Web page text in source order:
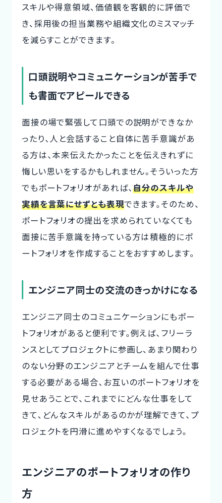
スキルや得意領域、価値観を客観的に評価で
き、採用後の担当業務や組織文化のミスマッチ
を減らすことができます。
口頭説明やコミュニケーションが苦手で
も書面でアピールできる
面接の場で緊張して口頭での説明ができなか
ったり、人と会話すること自体に苦手意識があ
る方は、本来伝えたかったことを伝えきれずに
悔しい思いをするかもしれません。そういった方
でもポートフォリオがあれば、自分のスキルや
実績を言葉にせずとも表現できます。そのため、
ポートフォリオの提出を求められていなくても
面接に苦手意識を持っている方は積極的にポ
ートフォリオを作成することをおすすめします。
エンジニア同士の交流のきっかけになる
エンジニア同士のコミュニケーションにもポー
トフォリオがあると便利です。例えば、フリーラ
ンスとしてプロジェクトに参画し、あまり関わり
のない分野のエンジニアとチームを組んで仕事
する必要がある場合、お互いのポートフォリオを
見せあうことで、これまでにどんな仕事をして
きて、どんなスキルがあるのかが理解できて、プ
ロジェクトを円滑に進めやすくなるでしょう。
エンジニアのポートフォリオの作り
方